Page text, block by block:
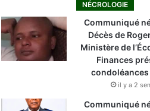
NÉCROLOGIE
Communiqué
Décès de
Ministère de
Finances
condoléances
il y a 2
Communiqué